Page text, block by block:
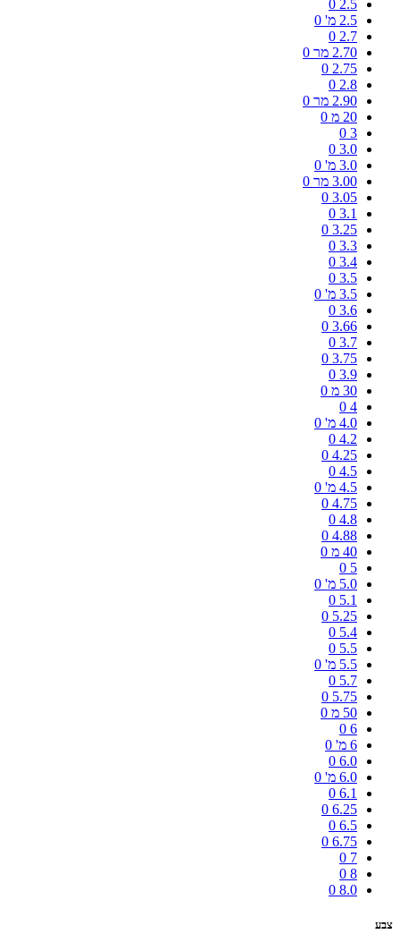
2.5
0
2.5 מ'
0
2.7
0
2.70 מר
0
2.75
0
2.8
0
2.90 מר
0
20 מ
0
3
0
3.0
0
3.0 מ'
0
3.00 מר
0
3.05
0
3.1
0
3.25
0
3.3
0
3.4
0
3.5
0
3.5 מ'
0
3.6
0
3.66
0
3.7
0
3.75
0
3.9
0
30 מ
0
4
0
4.0 מ'
0
4.2
0
4.25
0
4.5
0
4.5 מ'
0
4.75
0
4.8
0
4.88
0
40 מ
0
5
0
5.0 מ'
0
5.1
0
5.25
0
5.4
0
5.5
0
5.5 מ'
0
5.7
0
5.75
0
50 מ
0
6
0
6 מ'
0
6.0
0
6.0 מ'
0
6.1
0
6.25
0
6.5
0
6.75
0
7
0
8
0
8.0
0
צבע